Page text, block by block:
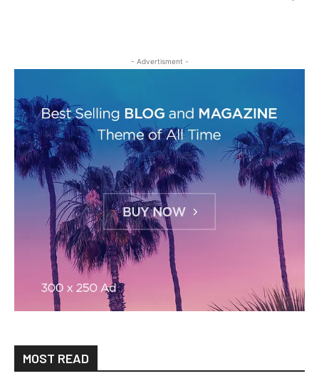
- Advertisment -
MOST READ